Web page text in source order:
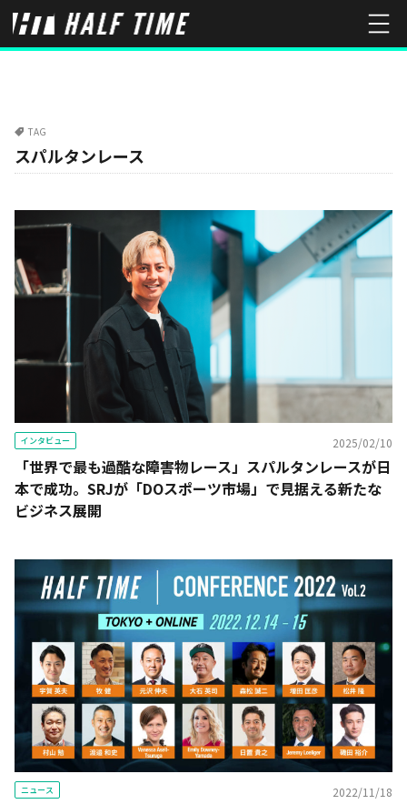
TAG
スパルタンレース
インタビュー 2025/02/10
「世界で最も過酷な障害物レース」スパルタンレースが日
本で成功。SRJが「DOスポーツ市場」で見据える新たな
ビジネス展開
ニュース 2022/11/18